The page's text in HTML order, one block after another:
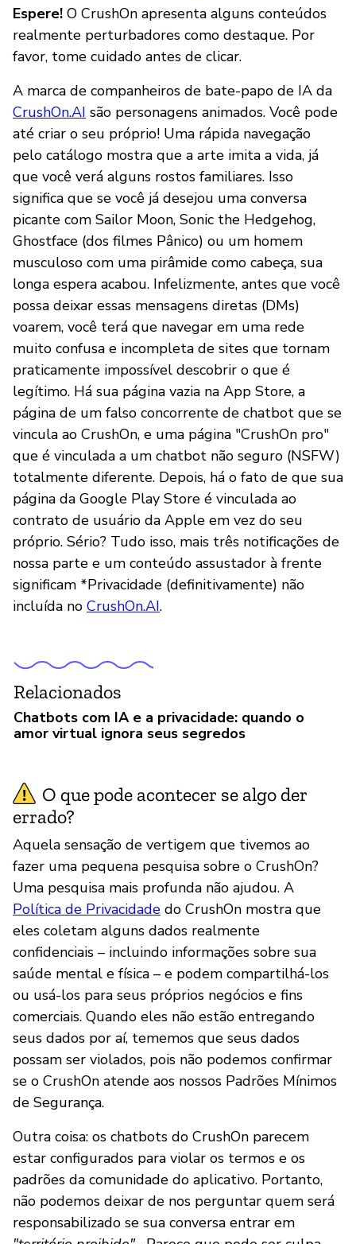
Espere! O CrushOn apresenta alguns conteúdos
realmente perturbadores como destaque. Por
favor, tome cuidado antes de clicar.
A marca de companheiros de bate-papo de IA da
CrushOn.AI são personagens animados. Você pode
até criar o seu próprio! Uma rápida navegação
pelo catálogo mostra que a arte imita a vida, já
que você verá alguns rostos familiares. Isso
significa que se você já desejou uma conversa
picante com Sailor Moon, Sonic the Hedgehog,
Ghostface (dos filmes Pânico) ou um homem
musculoso com uma pirâmide como cabeça, sua
longa espera acabou. Infelizmente, antes que você
possa deixar essas mensagens diretas (DMs)
voarem, você terá que navegar em uma rede
muito confusa e incompleta de sites que tornam
praticamente impossível descobrir o que é
legítimo. Há sua página vazia na App Store, a
página de um falso concorrente de chatbot que se
vincula ao CrushOn, e uma página "CrushOn pro"
que é vinculada a um chatbot não seguro (NSFW)
totalmente diferente. Depois, há o fato de que sua
página da Google Play Store é vinculada ao
contrato de usuário da Apple em vez do seu
próprio. Sério? Tudo isso, mais três notificações de
nossa parte e um conteúdo assustador à frente
significam *Privacidade (definitivamente) não
incluída no CrushOn.AI.
Relacionados
Chatbots com IA e a privacidade: quando o
amor virtual ignora seus segredos
O que pode acontecer se algo der
errado?
Aquela sensação de vertigem que tivemos ao
fazer uma pequena pesquisa sobre o CrushOn?
Uma pesquisa mais profunda não ajudou. A
Política de Privacidade do CrushOn mostra que
eles coletam alguns dados realmente
confidenciais – incluindo informações sobre sua
saúde mental e física – e podem compartilhá-los
ou usá-los para seus próprios negócios e fins
comerciais. Quando eles não estão entregando
seus dados por aí, tememos que seus dados
possam ser violados, pois não podemos confirmar
se o CrushOn atende aos nossos Padrões Mínimos
de Segurança.
Outra coisa: os chatbots do CrushOn parecem
estar configurados para violar os termos e os
padrões da comunidade do aplicativo. Portanto,
não podemos deixar de nos perguntar quem será
responsabilizado se sua conversa entrar em